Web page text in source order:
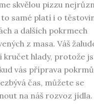
skvělou pizzu
samé platí i o
a dalších pokrmech
z masa. Váš
kručet hlady, protože
vás příprava
čas, můžete se
na náš rozvoz jídla.